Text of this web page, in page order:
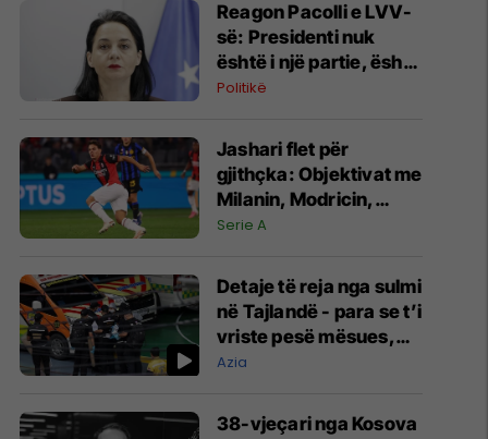
Reagon Pacolli e LVV-
së: Presidenti nuk
është i një partie, është
i Republikës
Politikë
Jashari flet për
gjithçka: Objektivat me
Milanin, Modricin,
minutat dhe ofertat
Atalanta
Serie A
Detaje të reja nga sulmi
në Tajlandë - para se t’i
vriste pesë mësues,
nxënësi kishte vrarë
Azia
38-vjeçari nga Kosova